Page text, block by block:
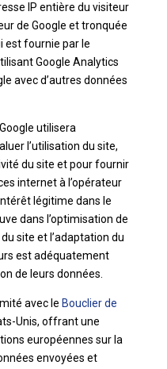
IP entière du visiteur
de Google et tronquée
est fournie par le
Google Analytics
avec d’autres données
utilisera
l’utilisation du site,
du site et pour fournir
internet à l’opérateur
légitime dans le
dans l’optimisation de
site et l’adaptation du
est adéquatement
de leurs données.
avec le Bouclier de
Unis, offrant une
européennes sur la
envoyées et